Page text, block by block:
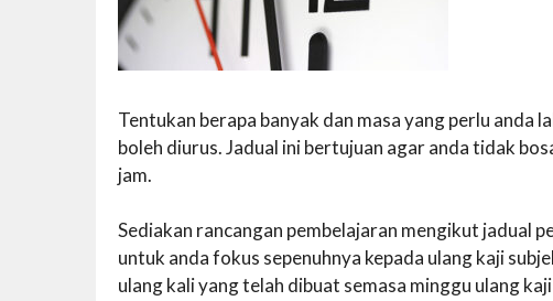
Tentukan berapa banyak dan masa yang perlu anda
boleh diurus. Jadual ini bertujuan agar anda tidak
jam.
Sediakan rancangan pembelajaran mengikut jadual
untuk anda fokus sepenuhnya kepada ulang kaji
ulang kali yang telah dibuat semasa minggu ulang